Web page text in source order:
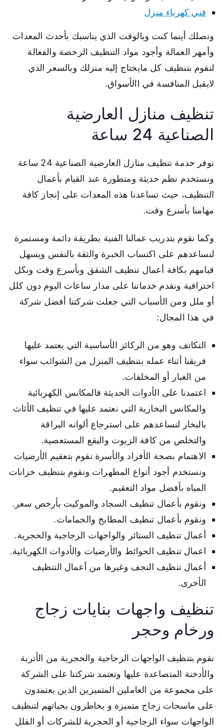
فني كهرباء منزل
ونصلك أينما كنت وبالوقت الذي يناسبك بأحدث المعدات
وأمهر العمالة وأجود مواد التنظيف الرخصة والفعالة
لنقوم بتنظيف كل مايحتاج إليه منزلك وبالسعر الذي
لايقبل المنافسة في االأسواق.
تنظيف منازل العارضية
الصناعية 24 ساعة
نوفر خدمة تنظيف منازل العارضية الصناعية 24 ساعة
ونستخدم نظم حديثة ومتطورة عند القيام بأعمال
التنظيف، حيث تساعدنا هذه المعدات على إنجاز كافة
مهامنا بأسرع وقت.
وكما نقوم بتدريب عمالنا الفنية بطريقة دائمة ومستمرة
لنساعدهم على اكتساب الخبرة والثقة بالنفس ويسهل
قيامهم بكافة أعمال تنظيف الشقق وبأسرع وقت وبكل
احترافية ونقدم خدماتنا على مدار ساعات اليوم دون كلل
أو ملل ومن الأسباب التي جعلت شركتنا أفضل شركة
في هذا المجال:
التكاتف وهو من الركائز الأساسية التي يعتمد عليها
فريقنا أثناء عمله بتنظيف المنزل من الشوائب سواء
من الغبار أو المخلفات.
اعتمدنا على الأدوات الحديثة فالمكانس الكهربائية
والمكانس البخارية التي نعتمد عليها في تنظيف الأثاث
بالبخار لنساعدهم على استرجاع ألوانه البراقة
والتخلص من كافة الزيوت والبقع المستعصية.
الاهتمام بصحة الأفراد والأسرة نقوم بتعقيم الأرضيات
ونستخدم أجود أنواع المطهرات ونقوم بتنظيف خزانات
المياه بأفضل مواد التعقيم.
ونقوم بأعمال تنظيف السجاد والموكيت بأرخص سعر.
ونقوم بأعمال تنظيف المطابخ والحمامات.
أعمال تنظيف الستائر والواجهات الزجاجية والحجرية.
اعمال تنظيف الحوائط والأرضيات والأدوات الكهربائية.
أعمال تنظيف النجف وغيرها من أعمال التنظيف
الأخرى.
تنظيف واجهات بنايات زجاج
ورخام وحجر
نقوم بتنظيف الواجهات الزجاجية والحجرية من الأتربة
والأدخنة المتصاعدة عليها وتعتمد شركتنا على الشركة
على مجموعة من العاملين المتميزين الذين يعتمدون
على ماسحات زجاج متميزة و يخاطرون بحياتهم لتنظيف
الواجهات سواء الزجاجية أو الحجرية للشركات أو الفلل